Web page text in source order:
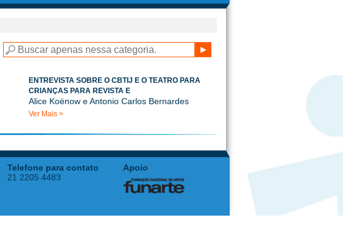
ENTREVISTA SOBRE O CBTIJ E O TEATRO PARA
CRIANÇAS PARA REVISTA E
Alice Koënow e Antonio Carlos Bernardes
Ver Mais >
Telefone para contato
21 2205 4483
Apoio